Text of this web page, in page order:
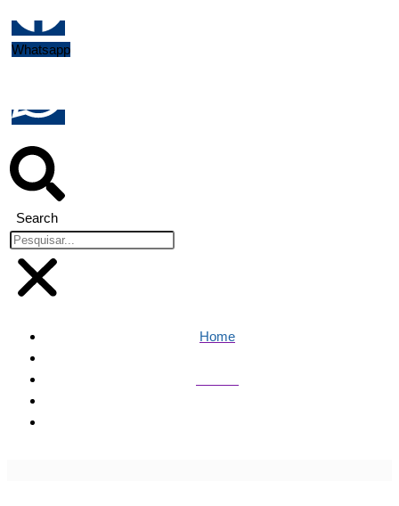
Whatsapp
Search
Home